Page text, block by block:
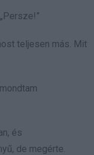
teljesen más. Mit
és
de megérte.